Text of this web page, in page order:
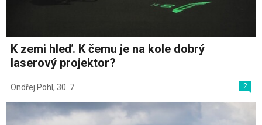
K zemi hleď. K čemu je na kole dobrý
laserový projektor?
2
Ondřej Pohl , 30. 7.